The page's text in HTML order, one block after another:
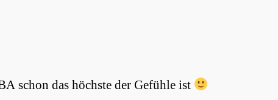
schon das höchste der Gefühle ist